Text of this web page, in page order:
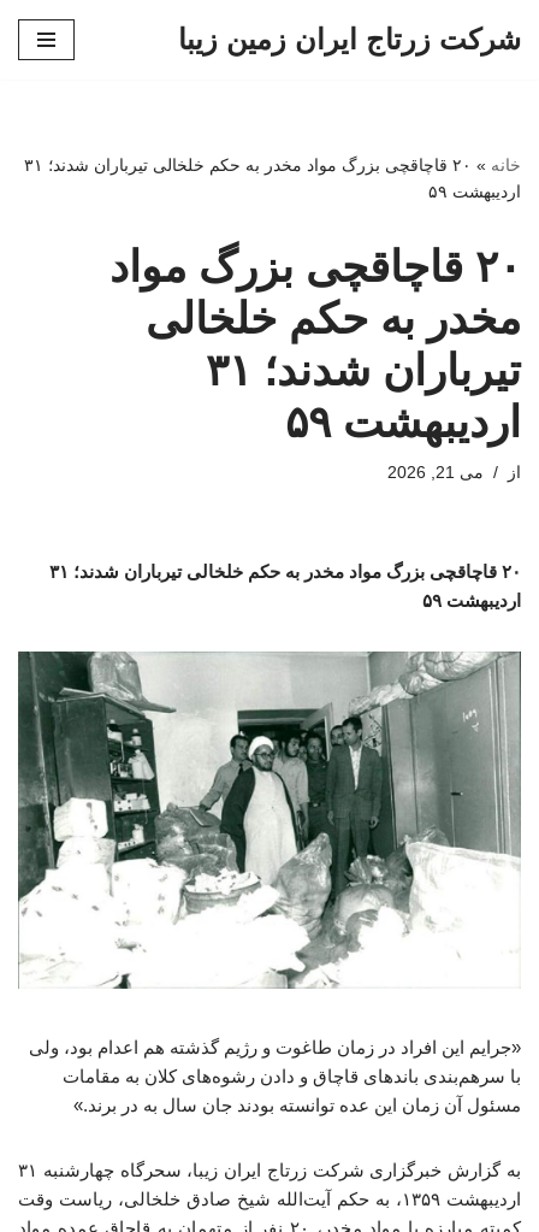
شرکت زرتاج ایران زمین زیبا
خانه »
۲۰ قاچاقچی بزرگ مواد مخدر به حکم خلخالی تیرباران شدند؛ ۳۱
اردیبهشت ۵۹
۲۰ قاچاقچی بزرگ مواد
مخدر به حکم خلخالی
تیرباران شدند؛ ۳۱
اردیبهشت ۵۹
از می 21, 2026
۲۰ قاچاقچی بزرگ مواد مخدر به حکم خلخالی تیرباران شدند؛ ۳۱
اردیبهشت ۵۹
«جرایم این افراد در زمان طاغوت و رژیم گذشته هم اعدام بود، ولی
با سرهم‌بندی باندهای قاچاق و دادن رشوه‌های کلان به مقامات
مسئول آن زمان این عده توانسته بودند جان سال به در برند.»
به گزارش خبرگزاری شرکت زرتاج ایران زیبا، سحرگاه چهارشنبه ۳۱
اردیبهشت ۱۳۵۹، به حکم آیت‌الله شیخ صادق خلخالی، ریاست وقت
کمیته مبارزه با مواد مخدر، ۲۰ نفر از متهمان به قاچاق عمده مواد